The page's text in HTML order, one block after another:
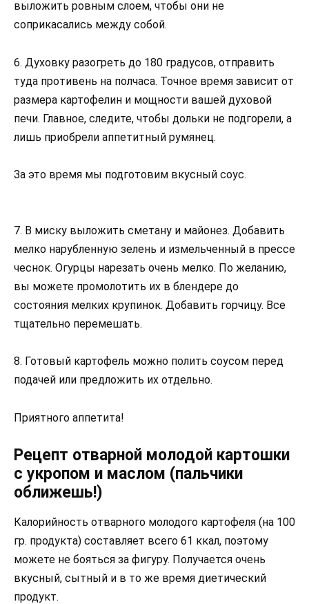
выложить ровным слоем, чтобы они не
соприкасались между собой.
6. Духовку разогреть до 180 градусов, отправить
туда противень на полчаса. Точное время зависит от
размера картофелин и мощности вашей духовой
печи. Главное, следите, чтобы дольки не подгорели, а
лишь приобрели аппетитный румянец.
За это время мы подготовим вкусный соус.
7. В миску выложить сметану и майонез. Добавить
мелко нарубленную зелень и измельченный в прессе
чеснок. Огурцы нарезать очень мелко. По желанию,
вы можете промолотить их в блендере до
состояния мелких крупинок. Добавить горчицу. Все
тщательно перемешать.
8. Готовый картофель можно полить соусом перед
подачей или предложить их отдельно.
Приятного аппетита!
Рецепт отварной молодой картошки
с укропом и маслом (пальчики
оближешь!)
Калорийность отварного молодого картофеля (на 100
гр. продукта) составляет всего 61 ккал, поэтому
можете не бояться за фигуру. Получается очень
вкусный, сытный и в то же время диетический
продукт.